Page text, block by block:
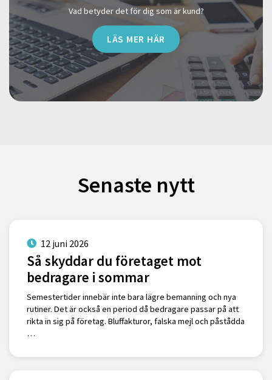
Vad betyder det för dig som är kund?
LÄS MER HÄR
Senaste nytt
12 juni 2026
Så skyddar du företaget mot
bedragare i sommar
Semestertider innebär inte bara lägre bemanning och nya
rutiner. Det är också en period då bedragare passar på att
rikta in sig på företag. Bluffakturor, falska mejl och påstådda
…